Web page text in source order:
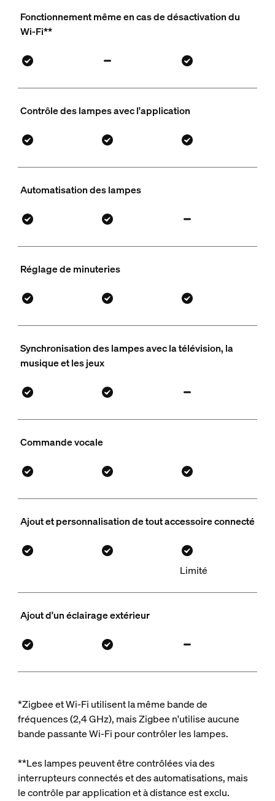
Fonctionnement même en cas de désactivation du
Wi-Fi**
Contrôle des lampes avec l'application
Automatisation des lampes
Réglage de minuteries
Synchronisation des lampes avec la télévision, la
musique et les jeux
Commande vocale
Ajout et personnalisation de tout accessoire connecté
Limité
Ajout d'un éclairage extérieur
*Zigbee et Wi-Fi utilisent la même bande de
fréquences (2,4 GHz), mais Zigbee n'utilise aucune
bande passante Wi-Fi pour contrôler les lampes.
**Les lampes peuvent être contrôlées via des
interrupteurs connectés et des automatisations, mais
le contrôle par application et à distance est exclu.